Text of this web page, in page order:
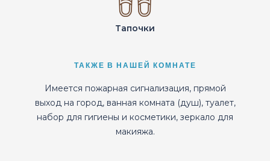
Тапочки
ТАКЖЕ В НАШЕЙ КОМНАТЕ
Имеется пожарная сигнализация, прямой
выход на город, ванная комната (душ), туалет,
набор для гигиены и косметики, зеркало для
макияжа.